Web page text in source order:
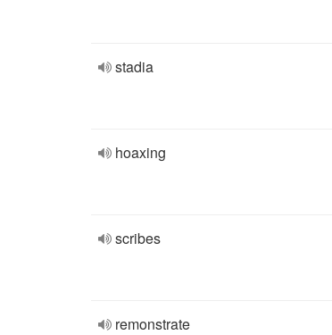
stadia
hoaxing
scribes
remonstrate